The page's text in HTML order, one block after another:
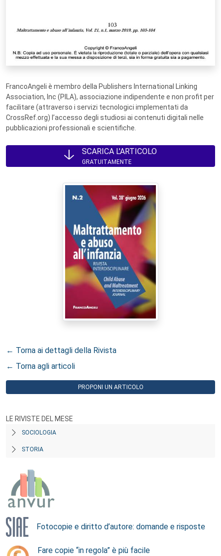
FrancoAngeli è membro della Publishers International Linking
Association, Inc (PILA), associazione indipendente e non profit per
facilitare (attraverso i servizi tecnologici implementati da
CrossRef.org) l’accesso degli studiosi ai contenuti digitali nelle
pubblicazioni professionali e scientifiche.
SCARICA L'ARTICOLO
GRATUITAMENTE
← Torna ai dettagli della Rivista
← Torna agli articoli
PROPONI UN ARTICOLO
LE RIVISTE DEL MESE
SOCIOLOGIA
STORIA
Fotocopie e diritto d’autore: domande e risposte
Fare copie “in regola” è più facile